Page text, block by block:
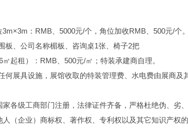
：RMB、5000元/个，角位加收RMB、500元/个。
板、公司名称楣板、咨询桌1张、椅子2把
起租）：RMB、500元/㎡；特装承建商自理。
何展具设施，展馆收取的特装管理费、水电费由展商及
各级工商部门注册，法律证件齐备，严格杜绝伪、劣、
（企业）商标权、著作权、专利权以及其它知识产权